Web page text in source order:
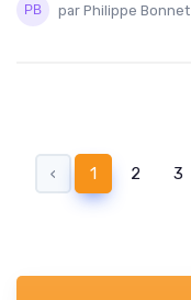
par Philippe Bonnet
‹ 1 2 3